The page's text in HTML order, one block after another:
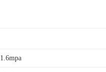
1.6mpa